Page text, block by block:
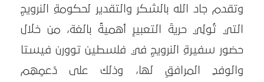
وتقدم جاد الله بالشكر والتقدير لحكومةِ النرويجِ
التي تُولِي حريةَ التعبيرِ أهميةً بالغة، من خلال
حضور سفيرةِ النرويجِ في فلسطين توورن فيستا
والوفدِ المرافقِ لها، وذلك على دَعمِهِم